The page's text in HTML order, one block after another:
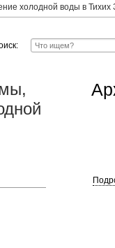
холодной воды в Тихих